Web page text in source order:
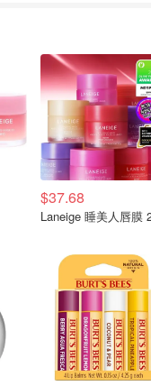
$37.68
Laneige 睡美人唇膜